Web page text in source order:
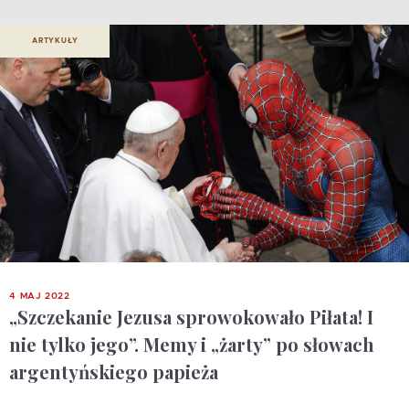
ARTYKUŁY
4 MAJ 2022
„Szczekanie Jezusa sprowokowało Piłata! I
nie tylko jego”. Memy i „żarty” po słowach
argentyńskiego papieża